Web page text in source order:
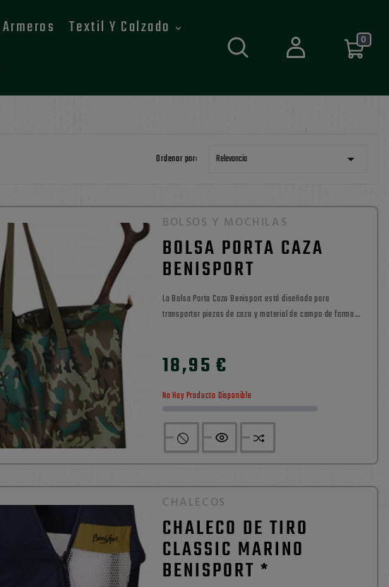
Armeros
Textil Y Calzado
0
Ordenar por: Relevancia 
BOLSOS Y MOCHILAS
BOLSA PORTA CAZA
BENISPORT
La Bolsa Porta Caza Benisport está diseñada para
transportar piezas de caza y material de campo de forma
con cremallera de doble cursor y dos asas para colgar al...
18,95 €
No Hay Producto Disponible
CHALECOS
CHALECO DE TIRO
CLASSIC MARINO
BENISPORT *